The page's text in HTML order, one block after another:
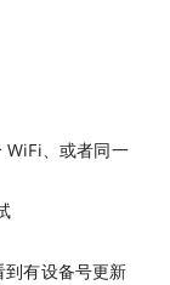
WiFi、或者同一
到有设备号更新